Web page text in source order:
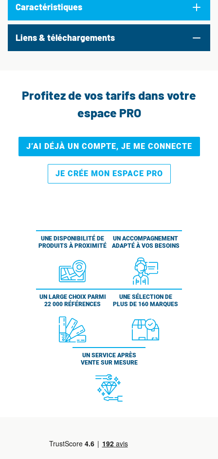
Caractéristiques
Liens & téléchargements
Profitez de vos tarifs dans votre
espace PRO
J’AI DÉJÀ UN COMPTE, JE ME CONNECTE
JE CRÉE MON ESPACE PRO
UNE DISPONIBILITÉ DE
PRODUITS À PROXIMITÉ
UN ACCOMPAGNEMENT
ADAPTÉ À VOS BESOINS
UN LARGE CHOIX PARMI
22 000 RÉFÉRENCES
UNE SÉLECTION DE
PLUS DE 160 MARQUES
UN SERVICE APRÈS
VENTE SUR MESURE